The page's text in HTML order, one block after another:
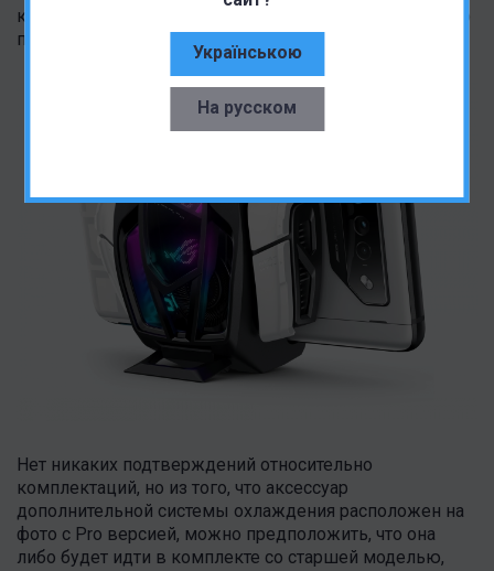
Українською
На русском
крышки тоже немного отличается, у младшего словно
просвечиваются внутренности.
Нет никаких подтверждений относительно
комплектаций, но из того, что аксессуар
дополнительной системы охлаждения расположен на
фото с Pro версией, можно предположить, что она
либо будет идти в комплекте со старшей моделью,